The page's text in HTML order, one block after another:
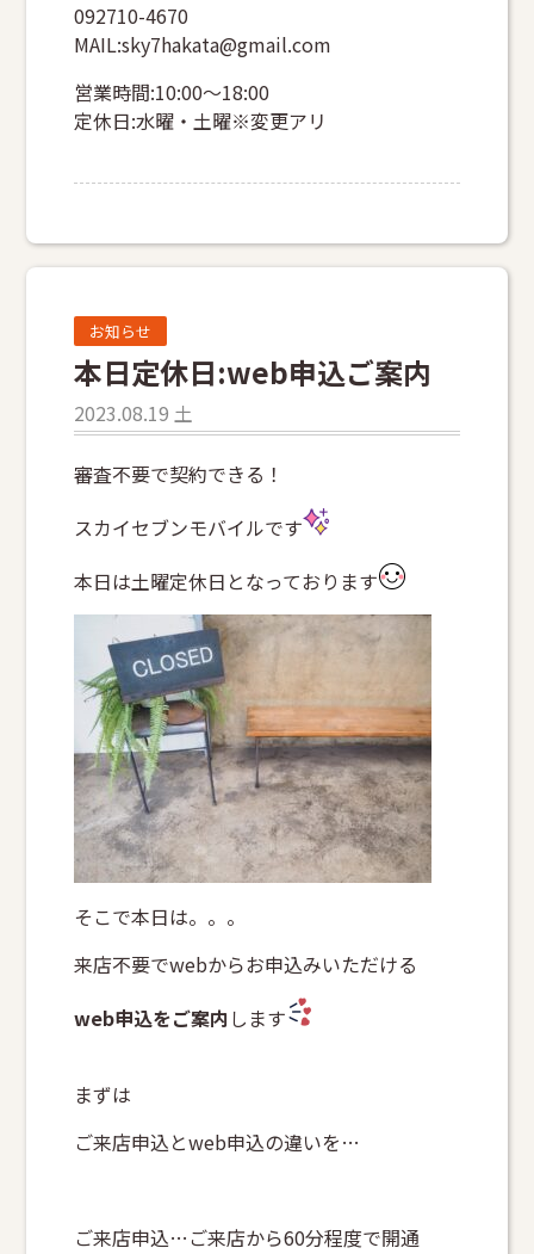
092710-4670
MAIL:sky7hakata@gmail.com
営業時間:10:00～18:00
定休日:水曜・土曜※変更アリ
お知らせ
本日定休日:web申込ご案内
2023.08.19 土
審査不要で契約できる！
スカイセブンモバイルです
本日は土曜定休日となっております
そこで本日は。。。
来店不要でwebからお申込みいただける
web申込をご案内 します
まずは
ご来店申込とweb申込の違いを…
ご来店申込…ご来店から60分程度で開通